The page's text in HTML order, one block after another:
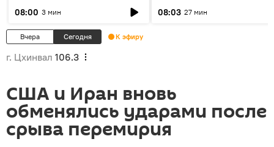
08:00 3 мин
08:03 27 мин
Вчера Сегодня К эфиру
г. Цхинвал 106.3
США и Иран вновь
обменялись ударами после
срыва перемирия